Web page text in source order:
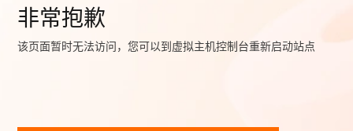
非常抱歉
该页面暂时无法访问，您可以到虚拟主机控制台重新启动站点